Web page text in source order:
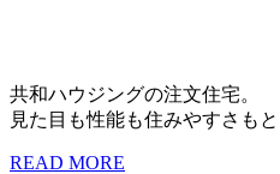
共和ハウジングの注文住宅。
見た目も性能も住みやすさも
READ MORE